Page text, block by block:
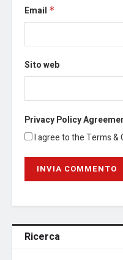
Email *
Sito web
Privacy Policy
I agree to the Terms &
Ricerca